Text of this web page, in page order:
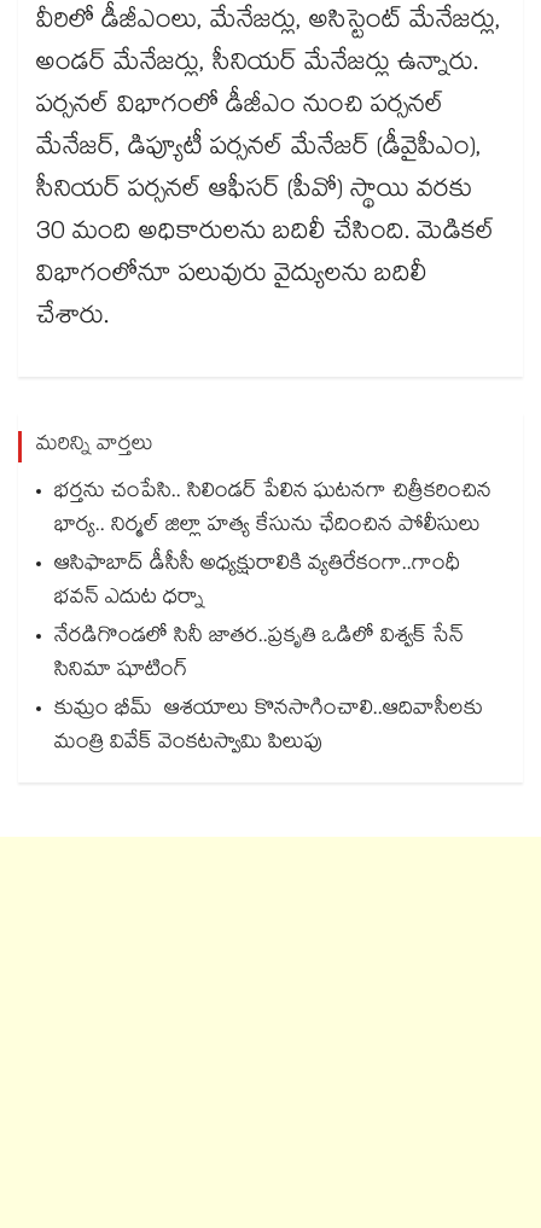
వీరిలో డీజీఎంలు, మేనేజర్లు, అసిస్టెంట్‌‌ మేనేజర్లు,
అండర్‌‌ మేనేజర్లు, సీనియర్‌‌ మేనేజర్లు ఉన్నారు.
పర్సనల్‌‌ విభాగంలో డీజీఎం నుంచి పర్సనల్‌‌
మేనేజర్‌‌, డిప్యూటీ పర్సనల్‌‌ మేనేజర్‌‌ (డీవైపీఎం),
సీనియర్‌‌ పర్సనల్‌‌ ఆఫీసర్‌‌ (పీవో) స్థాయి వరకు
30 మంది అధికారులను బదిలీ చేసింది. మెడికల్‌‌
విభాగంలోనూ పలువురు వైద్యులను బదిలీ
చేశారు.
మరిన్ని వార్తలు
భర్తను చంపేసి.. సిలిండర్ పేలిన ఘటనగా చిత్రీకరించిన
భార్య.. నిర్మల్ జిల్లా హత్య కేసును ఛేదించిన పోలీసులు
ఆసిఫాబాద్ డీసీసీ అధ్యక్షురాలికి వ్యతిరేకంగా..గాంధీ
భవన్ ఎదుట ధర్నా
నేరడిగొండలో సినీ జాతర..ప్రకృతి ఒడిలో విశ్వక్ సేన్
సినిమా షూటింగ్
కుమ్రం భీమ్‌ ఆశయాలు కొనసాగించాలి..ఆదివాసీలకు
మంత్రి వివేక్‌ వెంకటస్వామి పిలుపు